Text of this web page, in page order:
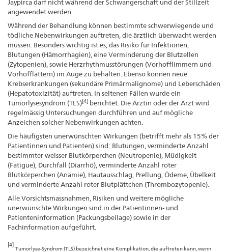
Jaypirca darf nicht während der Schwangerschaft und der Stillzeit
angewendet werden.
Während der Behandlung können bestimmte schwerwiegende und
tödliche Nebenwirkungen auftreten, die ärztlich überwacht werden
müssen. Besonders wichtig ist es, das Risiko für Infektionen,
Blutungen (Hämorrhagien), eine Verminderung der Blutzellen
(Zytopenien), sowie Herzrhythmusstörungen (Vorhofflimmern und
Vorhofflattern) im Auge zu behalten. Ebenso können neue
Krebserkrankungen (sekundäre Primärmalignome) und Leberschäden
(Hepatotoxizität) auftreten. In seltenen Fällen wurde ein
Tumorlysesyndrom (TLS)[4] berichtet. Die Ärztin oder der Arzt wird
regelmässig Untersuchungen durchführen und auf mögliche
Anzeichen solcher Nebenwirkungen achten.
Die häufigsten unerwünschten Wirkungen (betrifft mehr als 15% der
Patientinnen und Patienten) sind: Blutungen, verminderte Anzahl
bestimmter weisser Blutkörperchen (Neutropenie), Müdigkeit
(Fatigue), Durchfall (Diarrhö), verminderte Anzahl roter
Blutkörperchen (Anämie), Hautausschlag, Prellung, Ödeme, Übelkeit
und verminderte Anzahl roter Blutplättchen (Thrombozytopenie).
Alle Vorsichtsmassnahmen, Risiken und weitere mögliche
unerwünschte Wirkungen sind in der Patientinnen- und
Patienteninformation (Packungsbeilage) sowie in der
Fachinformation aufgeführt.
[4]
Tumorlyse-Syndrom (TLS) bezeichnet eine Komplikation, die auftreten kann, wenn